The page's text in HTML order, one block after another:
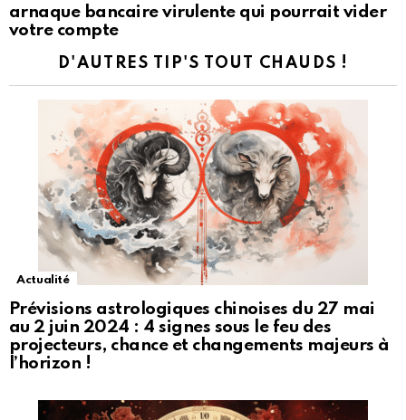
arnaque bancaire virulente qui pourrait vider
votre compte
D'AUTRES TIP'S TOUT CHAUDS !
Actualité
Prévisions astrologiques chinoises du 27 mai
au 2 juin 2024 : 4 signes sous le feu des
projecteurs, chance et changements majeurs à
l’horizon !